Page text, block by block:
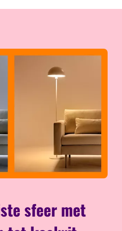
sfeer met